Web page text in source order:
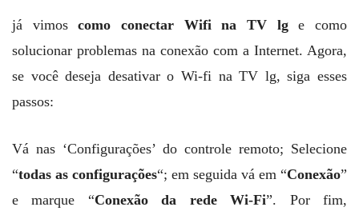
já vimoscomo conectar Wifi na TV lge como
solucionar problemas na conexão com a Internet. Agora,
se você deseja desativar o Wi-fi na TV lg, siga esses
passos:
Vá nas ‘Configurações’ do controle remoto; Selecione
“todas as configurações“; em seguida vá em “Conexão”
e marque “Conexão da rede Wi-Fi”. Por fim,